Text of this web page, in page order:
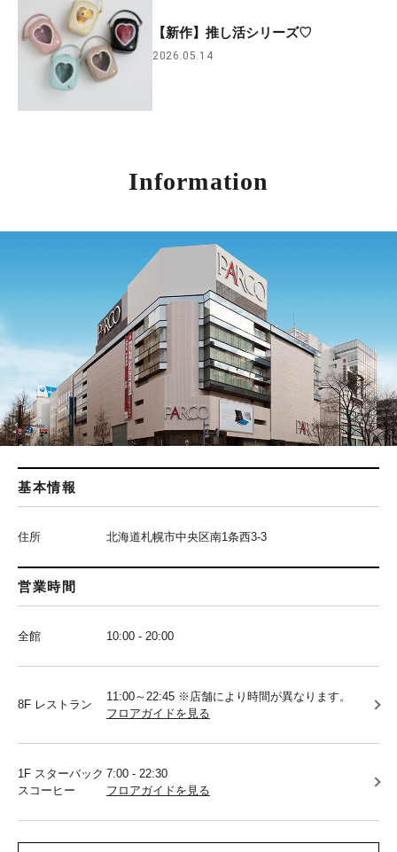
【新作】推し活シリーズ♡
2026.05.14
Information
基本情報
住所 北海道札幌市中央区南1条西3-3
営業時間
全館 10:00 - 20:00
8F レストラン
11:00～22:45 ※店舗により時間が異なります。
フロアガイドを見る
1F スターバック
スコーヒー
7:00 - 22:30
フロアガイドを見る